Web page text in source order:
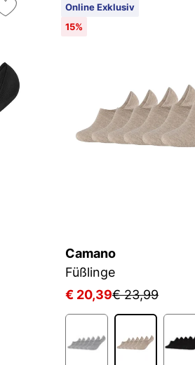
Online Exklusiv
15%
Camano
Füßlinge
€ 20,39€ 23,99